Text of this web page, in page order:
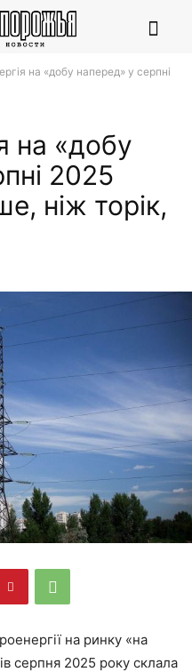
на «добу наперед» у серпні
на «добу
2025
ніж торік,
на ринку «на
серпня 2025 року склала